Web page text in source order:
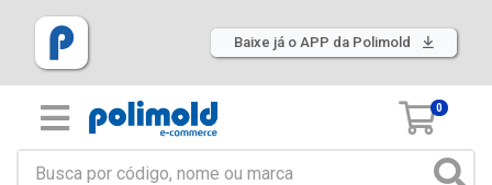
Baixe já o APP da Polimold
0